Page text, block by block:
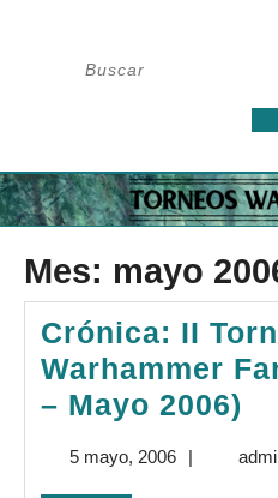
Mes: mayo
Crónica: II
Warhammer
– Mayo 2006)
5 mayo, 20065
|